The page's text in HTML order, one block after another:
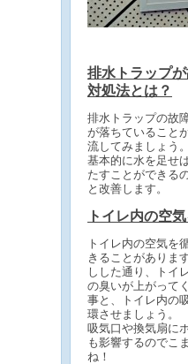
排水トラップ
対処法とは？
排水トラップの故
が落ちていること
流してみましょう。
基本的に水を足せ
たすことができる
と改善します。
トイレ内の空
トイレ内の空気を
きることがありま
しした通り、トイ
の臭いが上がって
事と、トイレ内の
環させましょう。
吸気口や換気扇に
も影響するのでこ
ね！